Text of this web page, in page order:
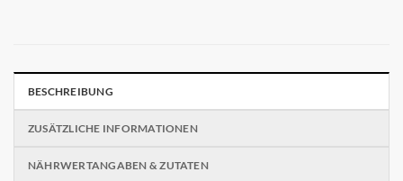
BESCHREIBUNG
ZUSÄTZLICHE INFORMATIONEN
NÄHRWERTANGABEN & ZUTATEN